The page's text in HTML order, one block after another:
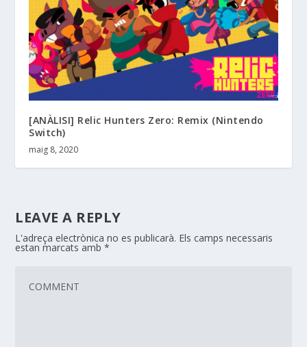
[ANÀLISI] Relic Hunters Zero: Remix (Nintendo
Switch)
maig 8, 2020
LEAVE A REPLY
L'adreça electrònica no es publicarà. Els camps necessaris
estan marcats amb*